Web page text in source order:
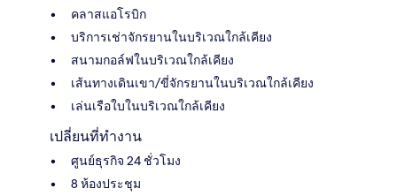
คลาสแอโรบิก
บริการเช่าจักรยานในบริเวณใกล้เคียง
สนามกอล์ฟในบริเวณใกล้เคียง
เส้นทางเดินเขา/ขี่จักรยานในบริเวณใกล้เคียง
เล่นเรือใบในบริเวณใกล้เคียง
เปลี่ยนที่ทำงาน
ศูนย์ธุรกิจ 24 ชั่วโมง
8 ห้องประชุม